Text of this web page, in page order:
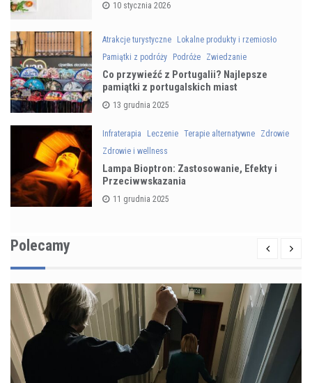
10 stycznia 2026
Atrakcje turystyczne
Lokalne produkty i rzemiosło
Pamiątki z podróży
Podróże Zwiedzanie
Co przywieźć z Portugalii? Najlepsze
pamiątki z portugalskich miast
13 grudnia 2025
Infraterapia Leczenie Terapie alternatywne
Zdrowie
Zdrowie i wellness
Lampa Bioptron: Zastosowanie, Efekty i
Przeciwwskazania
11 grudnia 2025
Polecamy